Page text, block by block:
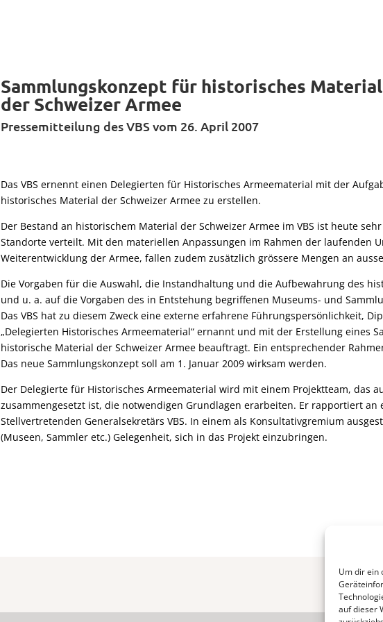
Um dir ein
auf dieser
Sammlungskonzept für historisches Material
der Schweizer Armee
Pressemitteilung des VBS vom 26. April 2007
Das VBS ernennt einen Delegierten für Historisches Armeematerial mit der
historisches Material der Schweizer Armee zu erstellen.
Der Bestand an historischem Material der Schweizer Armee im VBS ist heute
Standorte verteilt. Mit den materiellen Anpassungen im Rahmen der laufenden
Weiterentwicklung der Armee, fallen zudem zusätzlich grössere Mengen an
Die Vorgaben für die Auswahl, die Instandhaltung und die Aufbewahrung des
und u. a. auf die Vorgaben des in Entstehung begriffenen Museums- und
Das VBS hat zu diesem Zweck eine externe erfahrene Führungspersönlichkeit,
„Delegierten Historisches Armeematerial“ ernannt und mit der Erstellung eines
historische Material der Schweizer Armee beauftragt. Ein entsprechender
Das neue Sammlungskonzept soll am 1. Januar 2009 wirksam werden.
Der Delegierte für Historisches Armeematerial wird mit einem Projektteam, das
zusammengesetzt ist, die notwendigen Grundlagen erarbeiten. Er rapportiert an
Stellvertretenden Generalsekretärs VBS. In einem als Konsultativgremium
(Museen, Sammler etc.) Gelegenheit, sich in das Projekt einzubringen.